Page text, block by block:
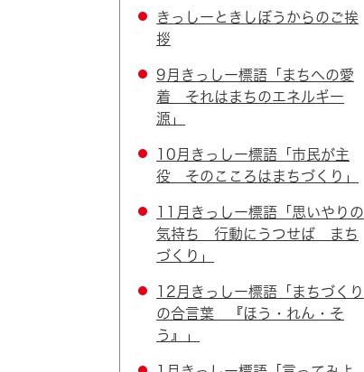
きっしーときしぼうからのご挨
拶
9月きっしー標語「まちへの愛
着 それはまちのエネルギー
源」
10月きっしー標語「市民が主
役 そのこころはまちづくり」
11月きっしー標語「思いやりの
気持ち 行動にうつせば まち
づくり」
12月きっしー標語「まちづくり
の合言葉 『ほう・れん・そ
う』」